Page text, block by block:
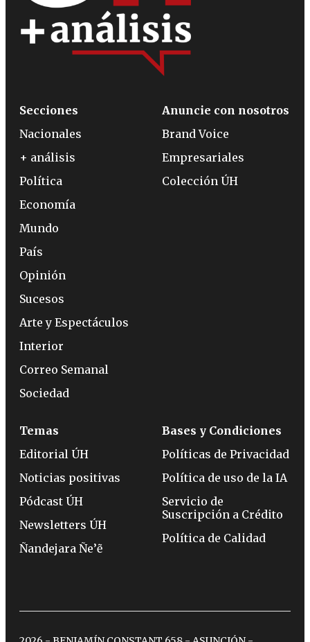
Secciones
Nacionales
+ análisis
Política
Economía
Mundo
País
Opinión
Sucesos
Arte y Espectáculos
Interior
Correo Semanal
Sociedad
Anuncie con nosotros
Brand Voice
Empresariales
Colección ÚH
Temas
Editorial ÚH
Noticias positivas
Pódcast ÚH
Newsletters ÚH
Ñandejara Ñe’ẽ
Bases y Condiciones
Políticas de Privacidad
Política de uso de la IA
Servicio de
Suscripción a Crédito
Política de Calidad